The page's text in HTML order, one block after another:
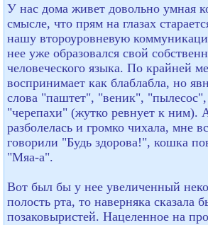
У нас дома живет довольно умная
смысле, что прям на глазах
нашу второуровневую
нее уже образовался свой
человеческого языка. По крайней
воспринимает как блаблабла, но
слова "паштет", "веник", "пылесос",
"черепахи" (жутко ревнует к ним).
разболелась и громко чихала, мне
говорили "Будь здорова!", кошка
"Мяа-а".
Вот был бы у нее увеличенный
полость рта, то наверняка сказала
позаковыристей. Нацеленное на